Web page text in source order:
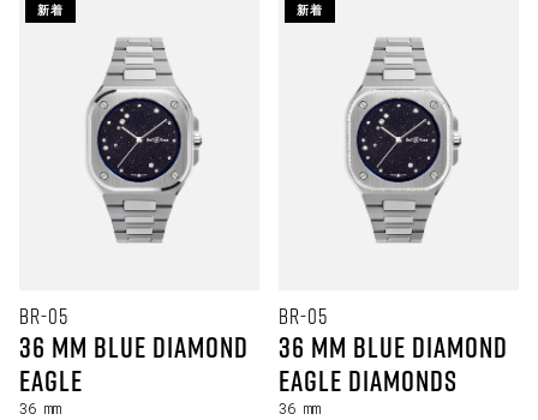
新着
BR-05
36 mm Blue Diamond
Eagle
36 mm
新着
BR-05
36 mm Blue Diamond
Eagle Diamonds
36 mm